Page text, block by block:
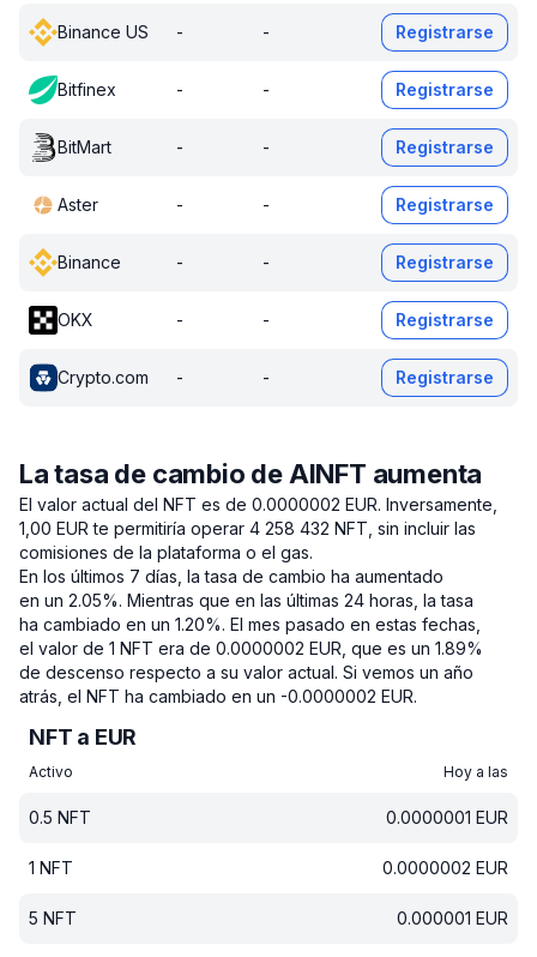
Binance US - - Registrarse
Bitfinex - - Registrarse
BitMart - - Registrarse
Aster - - Registrarse
Binance - - Registrarse
OKX - - Registrarse
Crypto.com - - Registrarse
La tasa de cambio de AINFT aumenta
El valor actual del NFT es de 0.0000002 EUR. Inversamente,
1,00 EUR te permitiría operar 4 258 432 NFT, sin incluir las
comisiones de la plataforma o el gas.
En los últimos 7 días, la tasa de cambio ha aumentado
en un 2.05%. Mientras que en las últimas 24 horas, la tasa
ha cambiado en un 1.20%. El mes pasado en estas fechas,
el valor de 1 NFT era de 0.0000002 EUR, que es un 1.89%
de descenso respecto a su valor actual. Si vemos un año
atrás, el NFT ha cambiado en un -0.0000002 EUR.
NFT a EUR
Activo Hoy a las
0.5 NFT 0.0000001 EUR
1 NFT 0.0000002 EUR
5 NFT 0.000001 EUR